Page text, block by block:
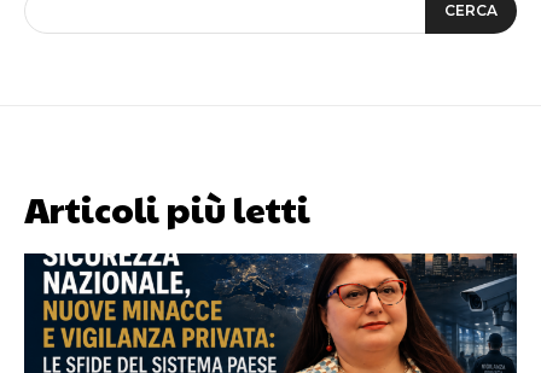
CERCA
Articoli più letti